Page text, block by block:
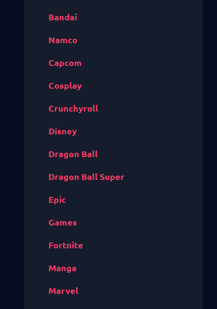
Bandai
Namco
Capcom
Cosplay
Crunchyroll
Disney
Dragon Ball
Dragon Ball Super
Epic
Games
Fortnite
Manga
Marvel